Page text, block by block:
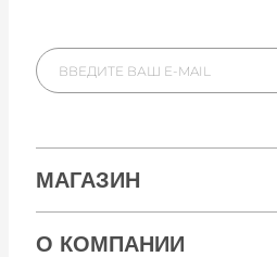
МАГАЗИН
О КОМПАНИИ